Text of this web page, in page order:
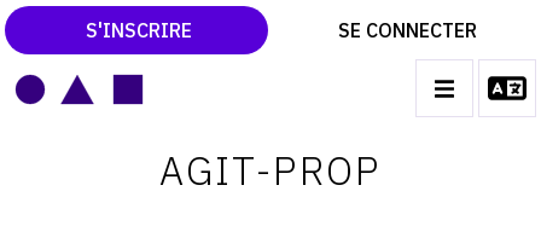
S'INSCRIRE SE CONNECTER
CATALOGUES RAISONNÉS
AGIT-PROP